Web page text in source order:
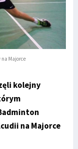
Majorce
kolejny
na Majorce